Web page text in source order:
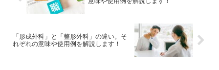
「形成外科」と「整形外科」の違い。そ
れぞれの意味や使用例を解説します！